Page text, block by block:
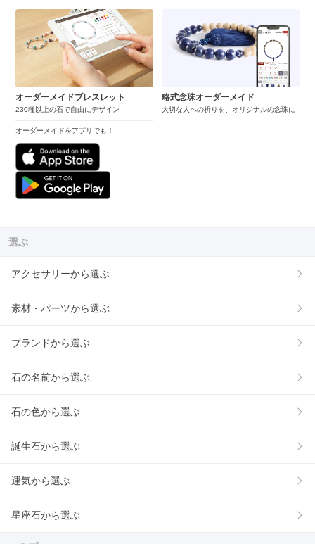
オーダーメイドブレスレット
230種以上の石で自由にデザイン
オーダーメイドをアプリでも！
略式念珠オーダーメイド
大切な人への祈りを、オリジナルの念珠に
選ぶ
アクセサリーから選ぶ
素材・パーツから選ぶ
ブランドから選ぶ
石の名前から選ぶ
石の色から選ぶ
誕生石から選ぶ
運気から選ぶ
星座石から選ぶ